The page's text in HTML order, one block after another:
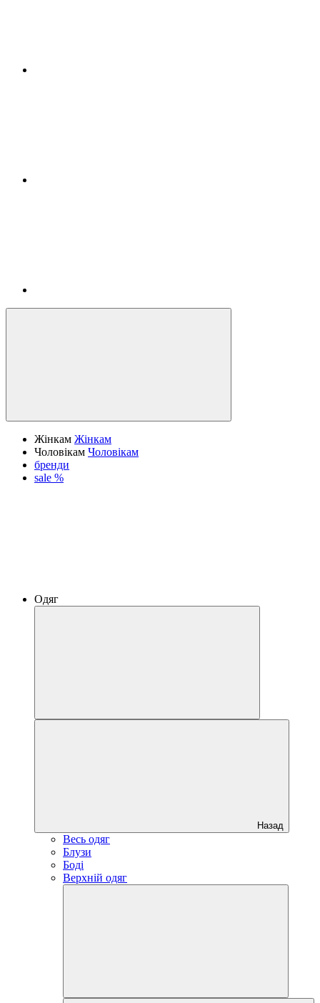
Жінкам Жінкам
Чоловікам Чоловікам
бренди
sale %
Одяг
Назад
Весь одяг
Блузи
Боді
Верхній одяг